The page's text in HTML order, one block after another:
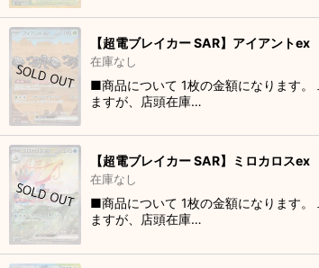
【超電ブレイカー SAR】アイアント
在庫なし
■商品について 1枚の金額になります
ますが、店頭在庫…
【超電ブレイカー SAR】ミロカロス
在庫なし
■商品について 1枚の金額になります
ますが、店頭在庫…